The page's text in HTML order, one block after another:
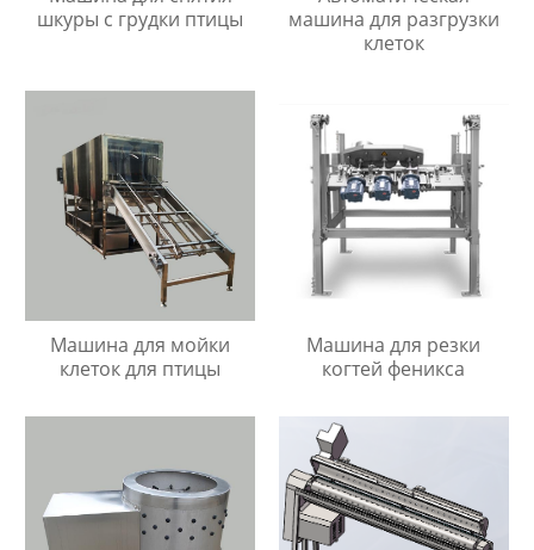
шкуры с грудки птицы
машина для разгрузки
клеток
Машина для мойки
клеток для птицы
Машина для резки
когтей феникса